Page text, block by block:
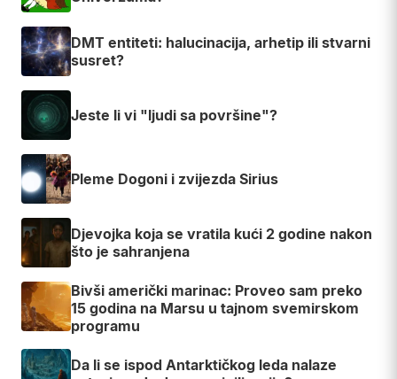
O AUTORU
Aquarius
Istraživač nepoznatog i web inženjer. Ako ti se
sviđaju tekstovi koje čitaš, možeš me podržati
prekoBuy Me a Coffee
Postani član Doniraj